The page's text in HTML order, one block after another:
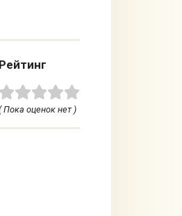
Рейтинг
Пока оценок нет )